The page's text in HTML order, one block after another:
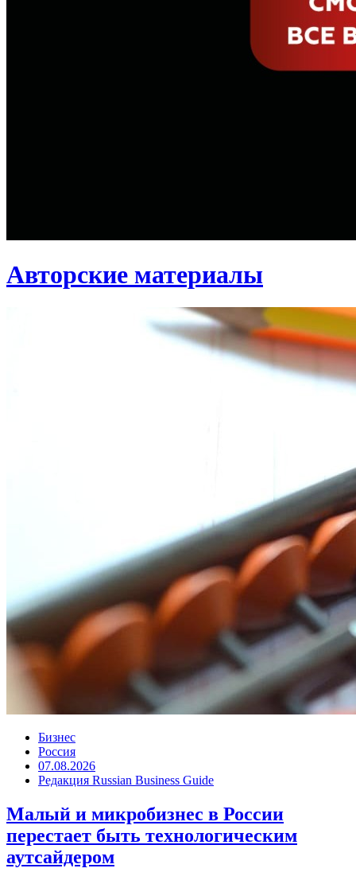
Авторские материалы
Бизнес
Россия
07.08.2026
Редакция Russian Business Guide
Малый и микробизнес в России
перестает быть технологическим
аутсайдером